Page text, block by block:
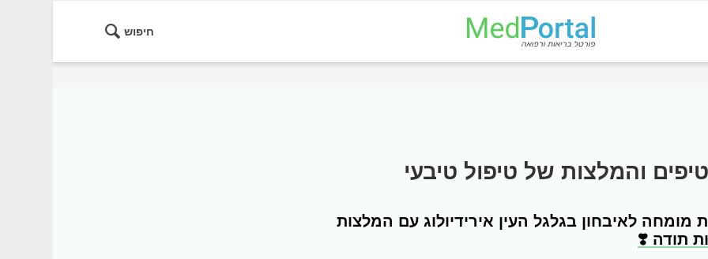
חיפוש
והמלצות של טיפול טיבעי
לאיבחון בגלגל העין אירידיולוג עם המלצות
תודה ❣️